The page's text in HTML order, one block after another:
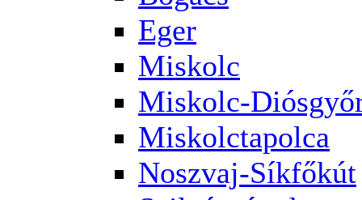
Eger
Miskolc
Miskolc-
Miskolctapolca
Noszvaj-Síkfőkút